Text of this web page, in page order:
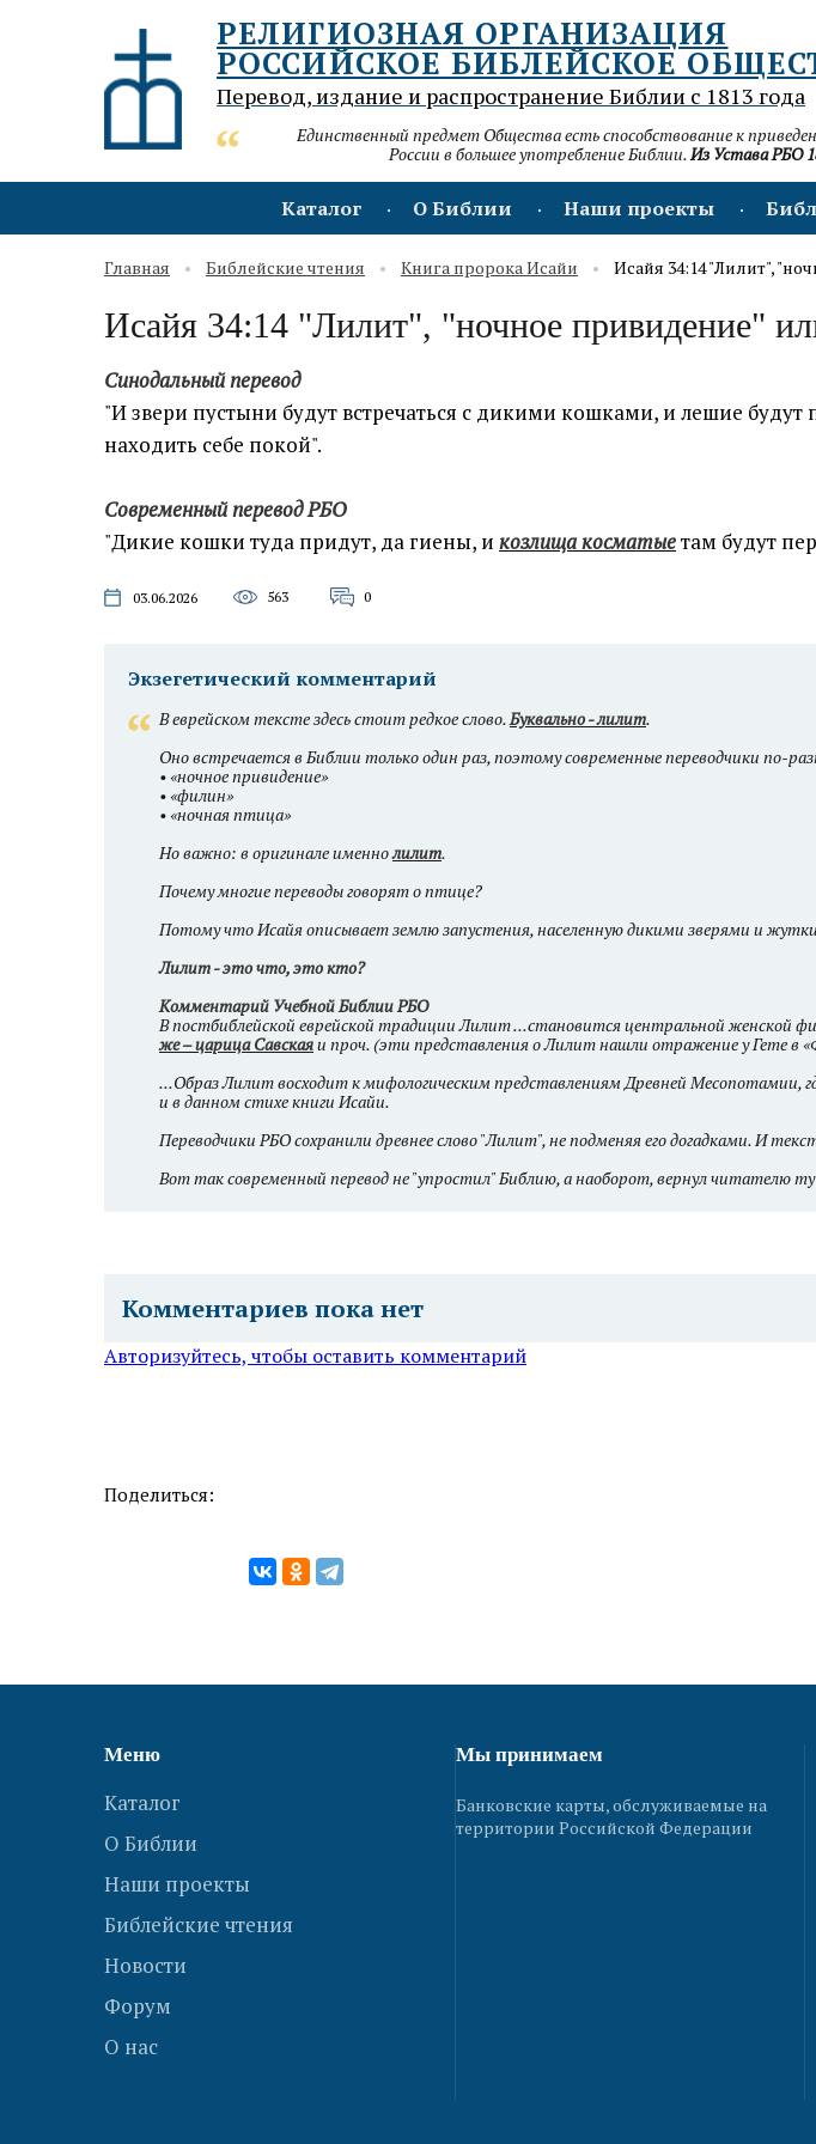
РЕЛИГИОЗНАЯ ОРГАНИЗАЦИЯ
РОССИЙСКОЕ БИБЛЕЙСКОЕ
Перевод, издание и распространение Библии с 1813 года
Единственный предмет Общества есть способствование к
России в большее употребление Библии.Из Устава РБО
Каталог О Библии Наши проекты
Главная Библейские чтения Книга пророка Исайи Исайя 34:14 "Лилит",
Исайя 34:14 "Лилит", "ночное привидение"
Синодальный перевод
"И звери пустыни будут встречаться с дикими кошками, и лешие будут
находить себе покой".
Современный перевод РБО
"Дикие кошки туда придут, да гиены, и козлища косматыетам будут
03.06.2026 563 0
Экзегетический комментарий
В еврейском тексте здесь стоит редкое слово.Буквально - лилит.
Оно встречается в Библии только один раз, поэтому современные переводчики по-
• «ночное привидение»
• «филин»
• «ночная птица»
Но важно: в оригинале именнолилит.
Почему многие переводы говорят о птице?
Потому что Исайя описывает землю запустения, населенную дикими зверями и
Лилит - это что, это кто?
Комментарий Учебной Библии РБО
В постбиблейской еврейской традиции Лилит ...становится центральной женской
же – царица Савскаяи проч. (эти представления о Лилит нашли отражение у Гете в
...Образ Лилит восходит к мифологическим представлениям Древней Месопотамии,
и в данном стихе книги Исайи.
Переводчики РБО сохранили древнее слово "Лилит", не подменяя его догадками. И
Вот так современный перевод не "упростил" Библию, а наоборот, вернул читателю
Комментариев пока нет
Авторизуйтесь, чтобы оставить комментарий
Поделиться:
Меню
Каталог
О Библии
Наши проекты
Библейские чтения
Новости
Форум
О нас
Мы принимаем
Банковские карты, обслуживаемые на
территории Российской Федерации